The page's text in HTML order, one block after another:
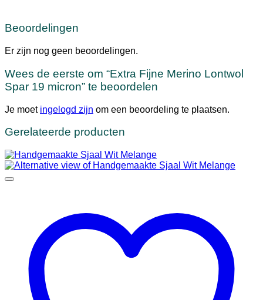
Beoordelingen
Er zijn nog geen beoordelingen.
Wees de eerste om “Extra Fijne Merino Lontwol
Spar 19 micron” te beoordelen
Je moet ingelogd zijn om een beoordeling te plaatsen.
Gerelateerde producten